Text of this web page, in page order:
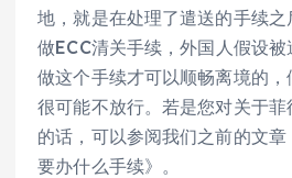
地，就是在处理了遣送的手续之
做ECC清关手续，外国人假设
做这个手续才可以顺畅离境的
很可能不放行。若是您对关于
的话，可以参阅我们之前的文章
要办什么手续》。